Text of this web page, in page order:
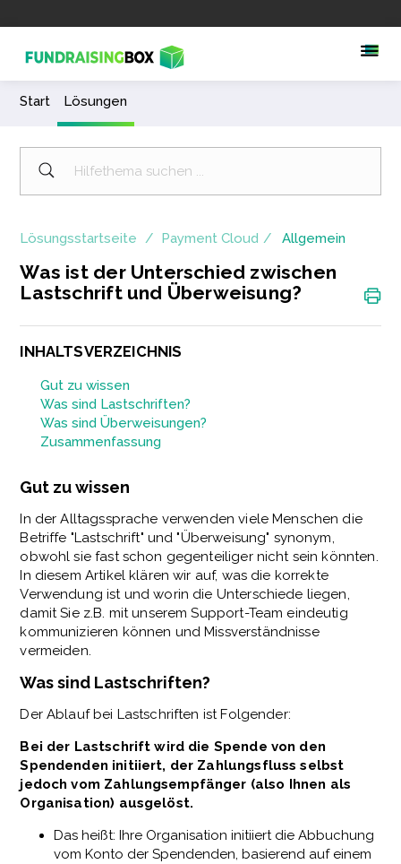
Start Lösungen
Lösungsstartseite Payment Cloud Allgemein
Was ist der Unterschied zwischen
Lastschrift und Überweisung?
INHALTSVERZEICHNIS
Gut zu wissen
Was sind Lastschriften?
Was sind Überweisungen?
Zusammenfassung
Gut zu wissen
In der Alltagssprache verwenden viele Menschen die
Betriffe "Lastschrift" und "Überweisung" synonym,
obwohl sie fast schon gegenteiliger nicht sein könnten.
In diesem Artikel klären wir auf, was die korrekte
Verwendung ist und worin die Unterschiede liegen,
damit Sie z.B. mit unserem Support-Team eindeutig
kommunizieren können und Missverständnisse
vermeiden.
Was sind Lastschriften?
Der Ablauf bei Lastschriften ist Folgender:
Bei der Lastschrift wird die Spende von den
Spendenden initiiert, der Zahlungsfluss selbst
jedoch vom Zahlungsempfänger (also Ihnen als
Organisation) ausgelöst.
Das heißt: Ihre Organisation initiiert die Abbuchung
vom Konto der Spendenden, basierend auf einem